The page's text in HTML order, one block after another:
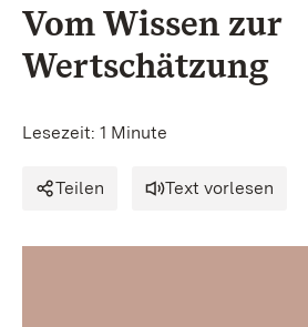
Vom Wissen zur
Wertschätzung
Lesezeit: 1 Minute
Teilen Text vorlesen